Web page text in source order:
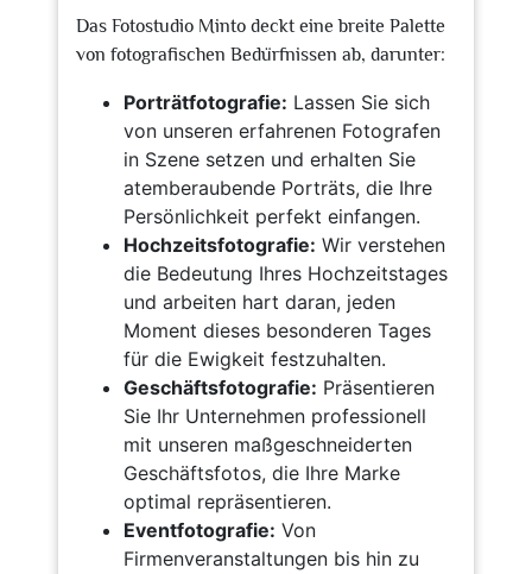
Das Fotostudio Minto deckt eine breite Palette
von fotografischen Bedürfnissen ab, darunter:
Porträtfotografie: Lassen Sie sich
von unseren erfahrenen Fotografen
in Szene setzen und erhalten Sie
atemberaubende Porträts, die Ihre
Persönlichkeit perfekt einfangen.
Hochzeitsfotografie: Wir verstehen
die Bedeutung Ihres Hochzeitstages
und arbeiten hart daran, jeden
Moment dieses besonderen Tages
für die Ewigkeit festzuhalten.
Geschäftsfotografie: Präsentieren
Sie Ihr Unternehmen professionell
mit unseren maßgeschneiderten
Geschäftsfotos, die Ihre Marke
optimal repräsentieren.
Eventfotografie: Von
Firmenveranstaltungen bis hin zu